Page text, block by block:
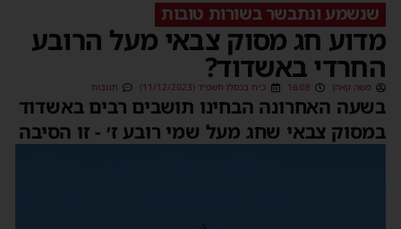
שנשמע ונתבשר בשורות טובות
מדוע חג מסוק צבאי מעל הרובע
החרדי באשדוד?
משה קאהן 16:08 כ״ח בכסלו תשפ״ד (11/12/2023) תגובות
בשעה האחרונה הבחינו תושבים רבים באשדוד
במסוק צבאי שחג מעל שמי רובע ז׳ - זו הסיבה